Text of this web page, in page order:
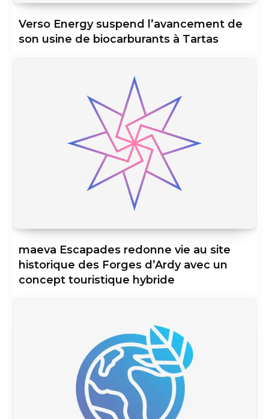
Verso Energy suspend l’avancement de
son usine de biocarburants à Tartas
maeva Escapades redonne vie au site
historique des Forges d’Ardy avec un
concept touristique hybride